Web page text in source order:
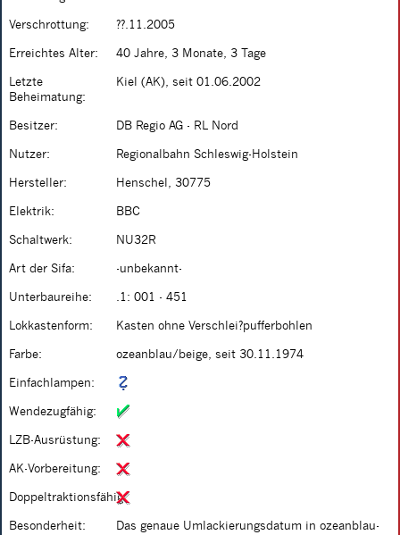
Verschrottung: ??.11.2005
Erreichtes Alter: 40 Jahre, 3 Monate, 3 Tage
Letzte
Beheimatung:
Kiel (AK), seit 01.06.2002
Besitzer: DB Regio AG - RL Nord
Nutzer: Regionalbahn Schleswig-Holstein
Hersteller: Henschel, 30775
Elektrik: BBC
Schaltwerk: NU32R
Art der Sifa: -unbekannt-
Unterbaureihe: .1: 001 - 451
Lokkastenform: Kasten ohne Verschlei?pufferbohlen
Farbe: ozeanblau/beige, seit 30.11.1974
Einfachlampen:
Wendezugfähig:
LZB-Ausrüstung:
AK-Vorbereitung:
Doppeltraktionsfähig:
Besonderheit:
Das genaue Umlackierungsdatum in ozeanblau-